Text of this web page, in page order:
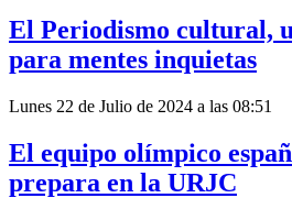
El Periodismo cultural,
para mentes inquietas
Lunes 22 de Julio de 2024 a las 08:51
El equipo olímpico
prepara en la URJC